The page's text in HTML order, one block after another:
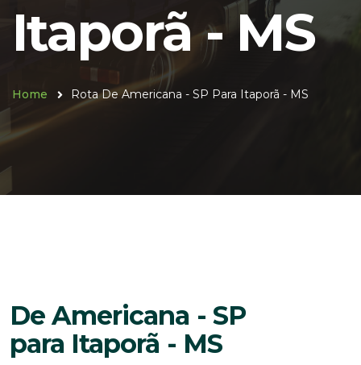
Itaporã - MS
Home Rota De Americana - SP Para Itaporã - MS
De Americana - SP
para Itaporã - MS